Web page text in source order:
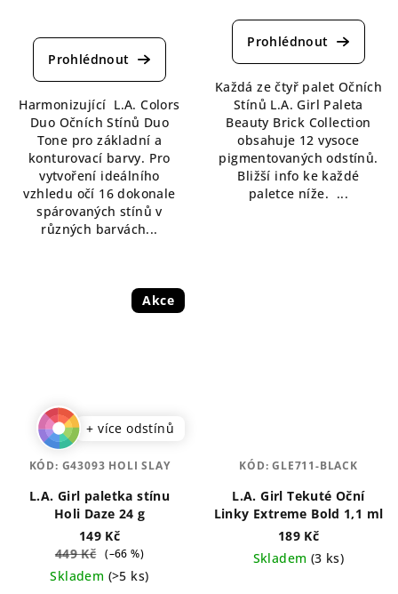
hodnocení
produktu
z
5
hvězdiček.
Harmonizující L.A. Colors
Duo Očních Stínů Duo
Tone pro základní a
konturovací barvy. Pro
vytvoření ideálního
vzhledu očí 16 dokonale
spárovaných stínů v
různých barvách...
hodnocení
produktu
z
5
hvězdiček.
Každá ze čtyř palet Očních
Stínů L.A. Girl Paleta
Beauty Brick Collection
obsahuje 12 vysoce
pigmentovaných odstínů.
Bližší info ke každé
paletce níže. ...
Akce
+ více odstínů
L.A. Girl paletka stínu
Holi Daze 24 g
149 Kč
449 Kč (–66 %)
Skladem (>5 ks)
KÓD: G43093 HOLI SLAY
L.A. Girl Tekuté Oční
Linky Extreme Bold 1,1 ml
189 Kč
Skladem (3 ks)
KÓD:GLE711-BLACK